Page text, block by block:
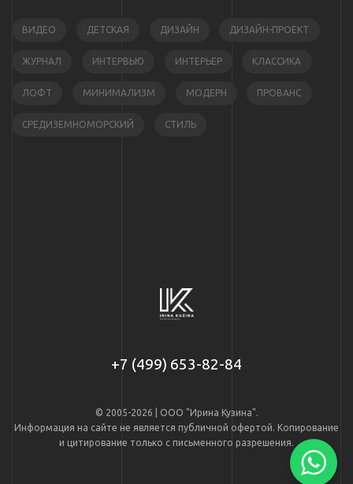
ВИДЕО ДЕТСКАЯ ДИЗАЙН ДИЗАЙН-ПРОЕКТ
ЖУРНАЛ ИНТЕРВЬЮ ИНТЕРЬЕР КЛАССИКА
ЛОФТ МИНИМАЛИЗМ МОДЕРН ПРОВАНС
СРЕДИЗЕМНОМОРСКИЙ СТИЛЬ
+7 (499) 653-82-84
© 2005-2026 | ООО "Ирина Кузина".
Информация на сайте не является публичной офертой. Копирование
и цитирование только с письменного разрешения.